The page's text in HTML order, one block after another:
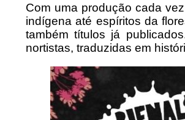
Com uma produção cada
indígena até espíritos da
também títulos já
nortistas, traduzidas em